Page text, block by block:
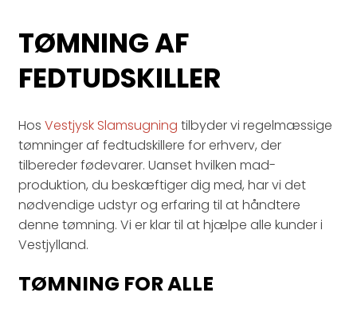
TØMNING AF
FEDTUDSKILLER
Hos Vestjysk Slamsugning tilbyder vi regelmæssige
tømninger af fedtudskillere for erhverv, der
tilbereder fødevarer. Uanset hvilken mad-
produktion, du beskæftiger dig med, har vi det
nødvendige udstyr og erfaring til at håndtere
denne tømning. Vi er klar til at hjælpe alle kunder i
Vestjylland.
TØMNING FOR ALLE